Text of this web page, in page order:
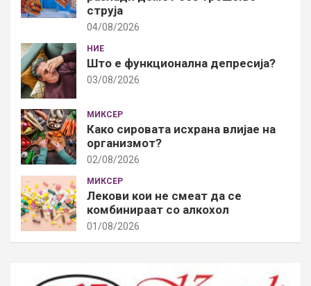
струја
04/08/2026
НИЕ
Што е функционална депресија?
03/08/2026
МИКСЕР
Како сировата исхрана влијае на
организмот?
02/08/2026
МИКСЕР
Лекови кои не смеат да се
комбинираат со алкохол
01/08/2026